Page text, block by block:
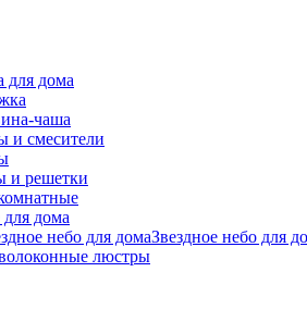
для дома
чаша
и смесители
и решетки
дома
Звездное небо для
люстры